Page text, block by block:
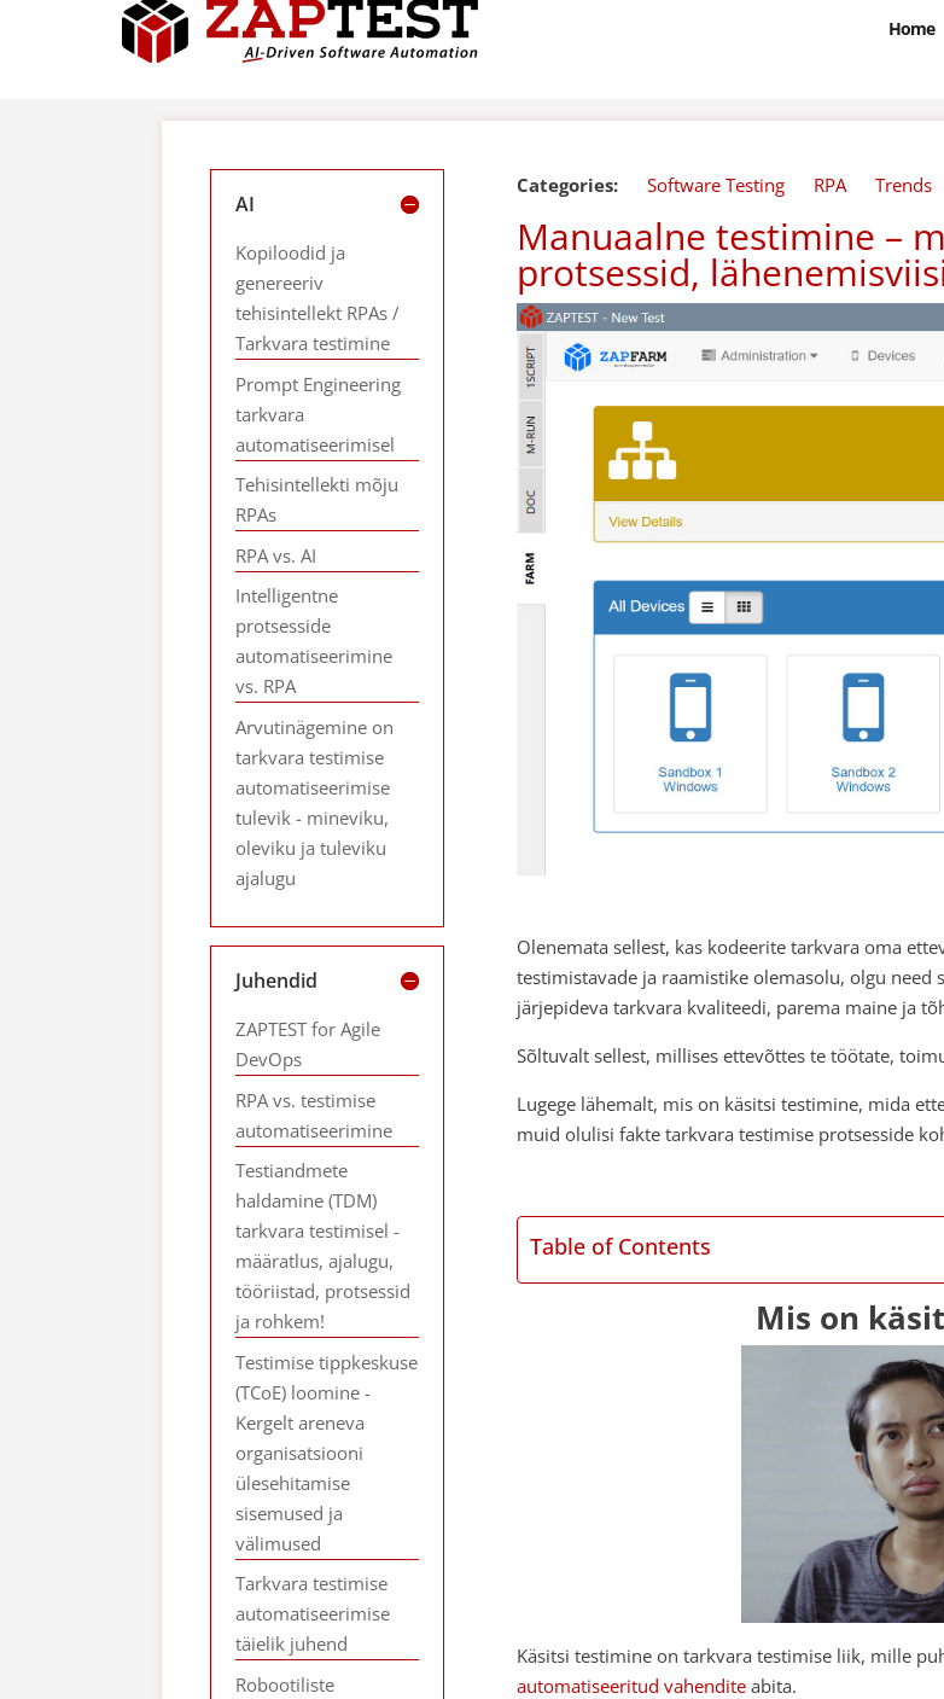
Home
Categories: Software Testing RPA Trends
Manuaalne testimine –
protsessid,
Olenemata sellest, kas kodeerite tarkvara oma
testimistavade ja raamistike olemasolu, olgu
järjepideva tarkvara kvaliteedi, parema maine ja
Sõltuvalt sellest, millises ettevõttes te töötate,
Lugege lähemalt, mis on käsitsi testimine, mida
muid olulisi fakte tarkvara testimise protsesside
Table of Contents
Mis on
Käsitsi testimine on tarkvara testimise liik, mille
automatiseeritud vahendite abita.
AI
Kopiloodid ja
genereeriv
tehisintellekt RPAs /
Tarkvara testimine
Prompt Engineering
tarkvara
automatiseerimisel
Tehisintellekti mõju
RPAs
RPA vs. AI
Intelligentne
protsesside
automatiseerimine
vs. RPA
Arvutinägemine on
tarkvara testimise
automatiseerimise
tulevik - mineviku,
oleviku ja tuleviku
ajalugu
Juhendid
ZAPTEST for Agile
DevOps
RPA vs. testimise
automatiseerimine
Testiandmete
haldamine (TDM)
tarkvara testimisel -
määratlus, ajalugu,
tööriistad, protsessid
ja rohkem!
Testimise tippkeskuse
(TCoE) loomine -
Kergelt areneva
organisatsiooni
ülesehitamise
sisemused ja
välimused
Tarkvara testimise
automatiseerimise
täielik juhend
Robootiliste